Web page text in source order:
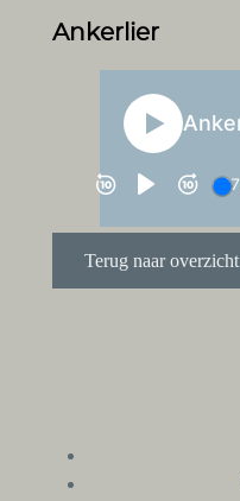
Ankerlier
Terug naar overzicht